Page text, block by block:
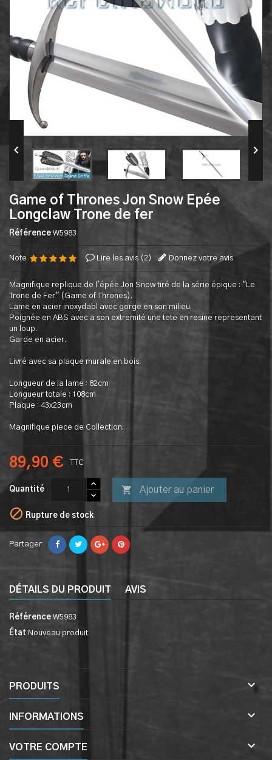
 
Game of Thrones Jon Snow Epée
Longclaw Trone de fer
Référence W5983
Note Lire les avis (2 ) Donnez votre avis
Magnifique replique de l'épée Jon Snow tiré de la série épique : "Le
Trone de Fer" (Game of Thrones).
Lame en acier inoxydabl avec gorge en son milieu.
Poignée en ABS avec a son extremité une tete en resine representant
un loup.
Garde en acier.
Livré avec sa plaque murale en bois.
Longueur de la lame : 82cm
Longueur totale : 108cm
Plaque : 43x23cm
Magnifique piece de Collection.
89,90 € TTC
Quantité  Ajouter au panier
 Rupture de stock
Partager
DÉTAILS DU PRODUIT AVIS
Référence W5983
État Nouveau produit
PRODUITS 
INFORMATIONS 
VOTRE COMPTE 